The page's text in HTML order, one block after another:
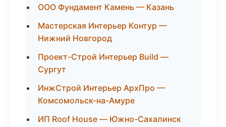
ООО Фундамент Камень — Казань
Мастерская Интерьер Контур —
Нижний Новгород
Проект-Строй Интерьер Build —
Сургут
ИнжСтрой Интерьер АрхПро —
Комсомольск-на-Амуре
ИП Roof House — Южно-Сахалинск